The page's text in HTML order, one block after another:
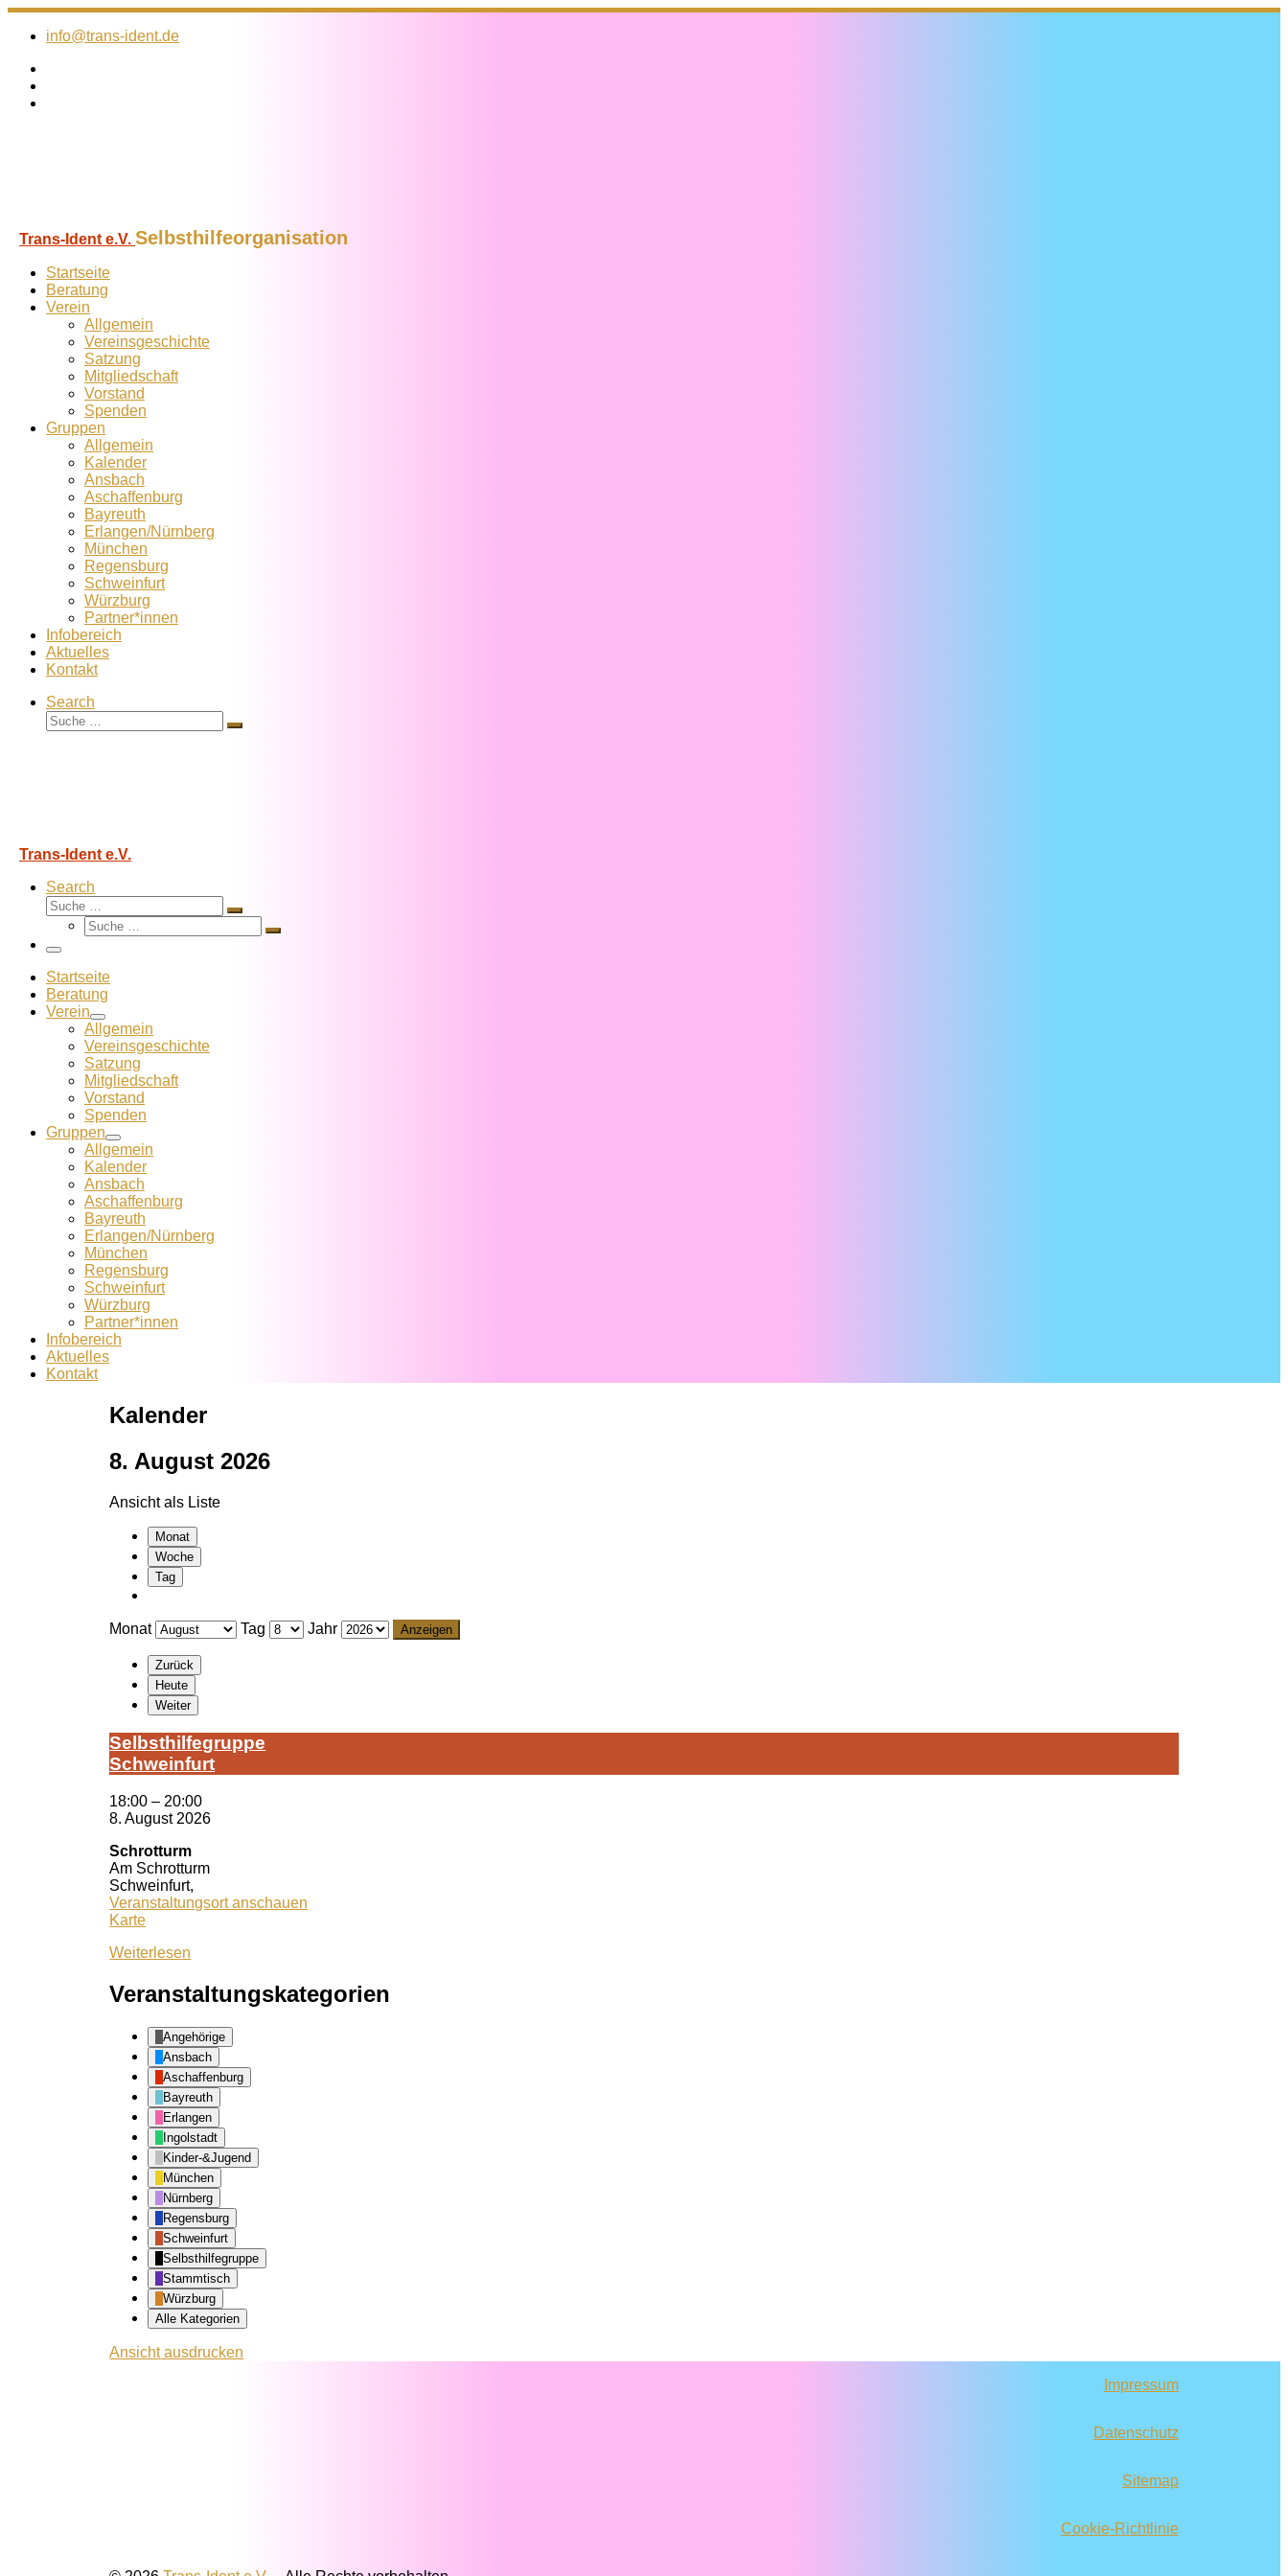
Zum
Inhalt
info@trans-ident.de
Trans-Ident e.V. Selbsthilfeorganisation
Startseite
Beratung
Verein
Allgemein
Vereins­geschichte
Satzung
Mitglied­schaft
Vorstand
Spenden
Gruppen
Allgemein
Kalender
Ansbach
Aschaffenburg
Bayreuth
Erlangen/Nürnberg
München
Regensburg
Schweinfurt
Würzburg
Partner*innen
Infobereich
Aktuelles
Kontakt
Search
Suche
Suche
Trans-Ident e.V.
Search
Suche
Suche
Suche
Suche
Menü
Startseite
Beratung
Verein
Allgemein
Vereins­geschichte
Satzung
Mitglied­schaft
Vorstand
Spenden
Gruppen
Allgemein
Kalender
Ansbach
Aschaffenburg
Bayreuth
Erlangen/Nürnberg
München
Regensburg
Schweinfurt
Würzburg
Partner*innen
Infobereich
Aktuelles
Kontakt
Kalender
8. August 2026
Ansicht als Liste
Monat
Woche
Tag
Monat Tag Jahr
Zurück
Heute
Weiter
Selbst­hil­fe­grup­pe
Schwein­furt
18:00 – 20:00
8. August 2026
Schrotturm
Am Schrotturm
Schweinfurt,
Veranstaltungsort anschauen
KarteSchrotturm
Weiterlesen
Veranstaltungskategorien
Angehörige
Ansbach
Aschaffenburg
Bayreuth
Erlangen
Ingolstadt
Kinder-&Jugend
München
Nürnberg
Regensburg
Schweinfurt
Selbsthilfegruppe
Stammtisch
Würzburg
Alle Kategorien
Ansichtausdrucken
Impressum
Datenschutz
Sitemap
Cookie-Richtlinie